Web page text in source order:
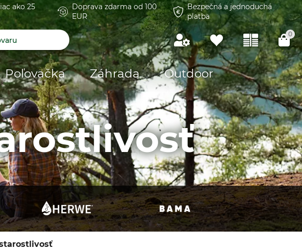
ako 25
Doprava zdarma od 100
EUR
Bezpečná a jednoduchá
platba
0
Poľovačka Záhrada Outdoor